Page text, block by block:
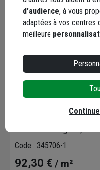
Décoration murale avec
MDF imitation chêne
CM - Long. 2,50 M
Code : 345706-1
92,30 € / m²
d’audience, à vous
adaptées à vos centres
meilleure